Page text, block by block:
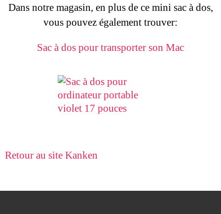
Dans notre magasin, en plus de ce mini sac à dos,
vous pouvez également trouver:
Sac à dos pour transporter son Mac
Retour au site Kanken